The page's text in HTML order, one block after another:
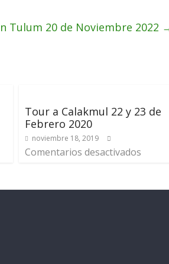
Tulum 20 de Noviembre 2022
Tour a Calakmul 22 y 23 de
Febrero 2020
noviembre 18, 2019
Comentarios desactivados